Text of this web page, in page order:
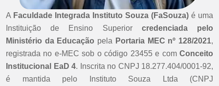
A Faculdade Integrada Instituto Souza (FaSouza) é uma
Instituição de Ensino Superior credenciada pelo
Ministério da Educação pela Portaria MEC nº 128/2021,
registrada no e-MEC sob o código 23455 e com Conceito
Institucional EaD 4. Inscrita no CNPJ 18.277.404/0001-92,
é mantida pelo Instituto Souza Ltda (CNPJ